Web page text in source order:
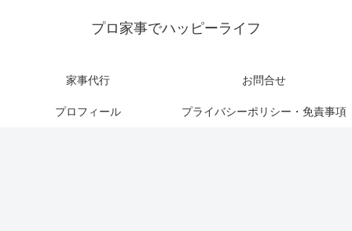
プロ家事でハッピーライフ
家事代行 お問合せ
プロフィール プライバシーポリシー・免責事項